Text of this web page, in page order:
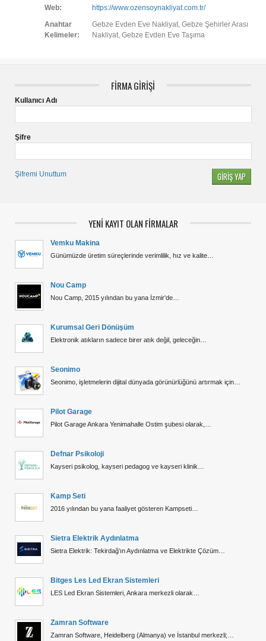
Web:
https://www.ozensoynakliyat.com.tr/
Anahtar
Kelimeler:
Gebze Evden Eve Nakliyat, Gebze Şehirler Arası
Nakliyat, Gebze Evden Eve Taşıma
FİRMA GİRİŞİ
Kullanıcı Adı
Şifre
Şifremi Unuttum
YENİ KAYIT OLAN FİRMALAR
Vemku Makina
Günümüzde üretim süreçlerinde verimlilik, hız ve kalite…
Nou Camp
Nou Camp, 2015 yılından bu yana İzmir'de…
Kurumsal Geri Dönüşüm
Elektronik atıkların sadece birer atık değil, geleceğin…
Seonimo
Seonimo, işletmelerin dijital dünyada görünürlüğünü artırmak için…
Pilot Garage
Pilot Garage Ankara Yenimahalle Ostim şubesi olarak,…
Defnar Psikoloji
Kayseri psikolog, kayseri pedagog ve kayseri klinik…
Kamp Seti
2016 yılından bu yana faaliyet gösteren Kampseti…
Sietra Elektrik Aydınlatma
Sietra Elektrik: Tekirdağ’ın Aydınlatma ve Elektrikte Çözüm…
Bitges Les Led Ekran Sistemleri
LES Led Ekran Sistemleri, Ankara merkezli olarak…
Zamran Software
Zamran Software, Heidelberg (Almanya) ve İstanbul merkezli;…